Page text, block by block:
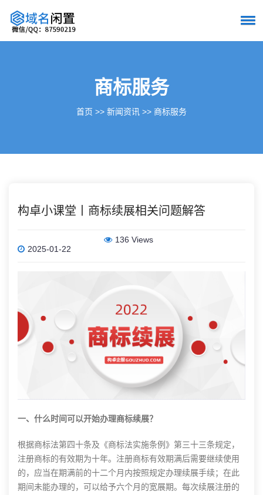
商标服务
首页 >> 新闻资讯 >> 商标服务
构卓小课堂丨商标续展相关问题解答
2025-01-22
136 Views
一、什么时间可以开始办理商标续展？
根据商标法第四十条及《商标法实施条例》第三十三条规定，
注册商标的有效期为十年。注册商标有效期满后需要继续使用
的，应当在期满前的十二个月内按照规定办理续展手续；在此
期间未能办理的，可以给予六个月的宽展期。每次续展注册的